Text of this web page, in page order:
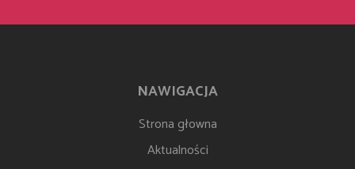
NAWIGACJA
Strona głowna
Aktualności